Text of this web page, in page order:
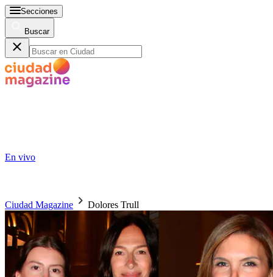
Secciones
Buscar
En vivo
Ciudad Magazine Dolores Trull